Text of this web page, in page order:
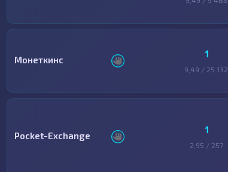
Монеткинс 1
9,49 / 25 132
Pocket-Exchange 1
2,95 / 257